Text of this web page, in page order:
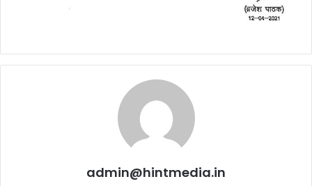
admin@hintmedia.in